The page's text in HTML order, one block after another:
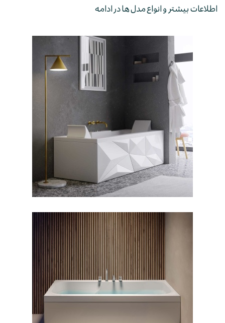
اطلاعات بیشتر و انواع مدل ها در ادامه
جکوزی دایموند ۱۶۰
جکوزی سابرینا